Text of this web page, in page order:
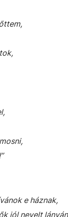
e háznak,
jól nevelt